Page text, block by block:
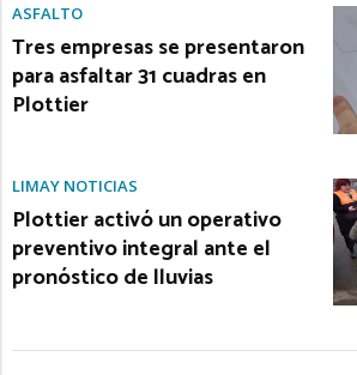
ASFALTO
Tres empresas se presentaron
para asfaltar 31 cuadras en
Plottier
LIMAY NOTICIAS
Plottier activó un operativo
preventivo integral ante el
pronóstico de lluvias